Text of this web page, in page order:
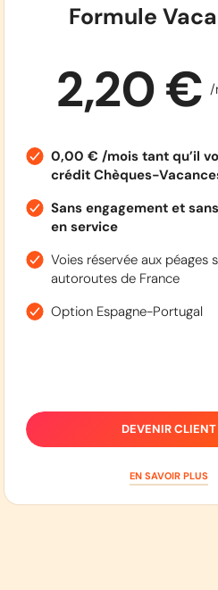
Formule
2,20 € /
0,00 € /mois tant qu’il
crédit Chèques-
Sans engagement et
en service
Voies réservée aux péages
autoroutes de France
Option Espagne-Portugal
DEVENIR CLIENT
EN SAVOIR PLUS